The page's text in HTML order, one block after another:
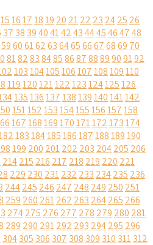
1516171819 20 2122 23 2425 26
37 38 39404142434445464748
5960616263646566676869 70
818283848586878889909192
103104105106107108109110
119120121122123124125126
135136137138139140141142
151152153154155156157158
167168169170171172173174
183184185186187188189190
199 200 201202 203 204205 206
214215 216 217 218 219 220 221
229 230 231232 233 234235 236
244245 246 247 248 249 250 251
259 260 261262 263 264265 266
274275 276 277 278 279 280 281
289 290 291292 293 294295 296
304305 306 307 308 309 310 311312